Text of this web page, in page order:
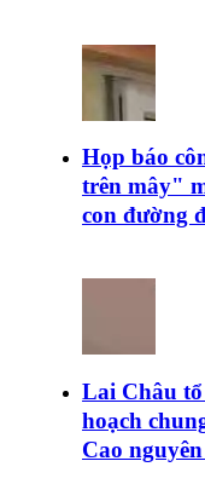
Họp báo
trên mây"
con đường
Lai Châu
hoạch
Cao